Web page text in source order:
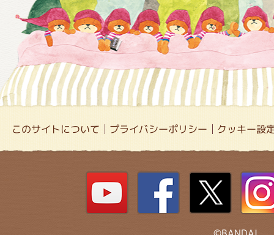
このサイトについて プライバシーポリシー クッキー設